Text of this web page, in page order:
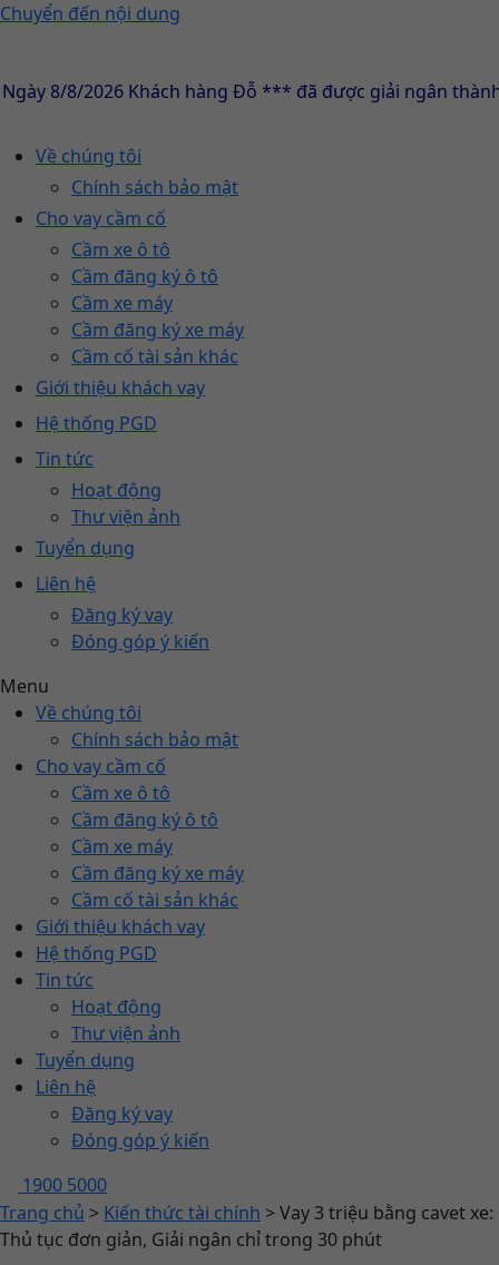
Chuyển đến nội dung
8/2026 Khách hàng Đỗ *** đã được giải ngân thành công
Về chúng tôi
Chính sách bảo mật
Cho vay cầm cố
Cầm xe ô tô
Cầm đăng ký ô tô
Cầm xe máy
Cầm đăng ký xe máy
Cầm cố tài sản khác
Giới thiệu khách vay
Hệ thống PGD
Tin tức
Hoạt động
Thư viện ảnh
Tuyển dụng
Liên hệ
Đăng ký vay
Đóng góp ý kiến
Menu
Về chúng tôi
Chính sách bảo mật
Cho vay cầm cố
Cầm xe ô tô
Cầm đăng ký ô tô
Cầm xe máy
Cầm đăng ký xe máy
Cầm cố tài sản khác
Giới thiệu khách vay
Hệ thống PGD
Tin tức
Hoạt động
Thư viện ảnh
Tuyển dụng
Liên hệ
Đăng ký vay
Đóng góp ý kiến
1900 5000
Trang chủ > Kiến thức tài chính >Vay 3 triệu bằng cavet xe:
Thủ tục đơn giản, Giải ngân chỉ trong 30 phút